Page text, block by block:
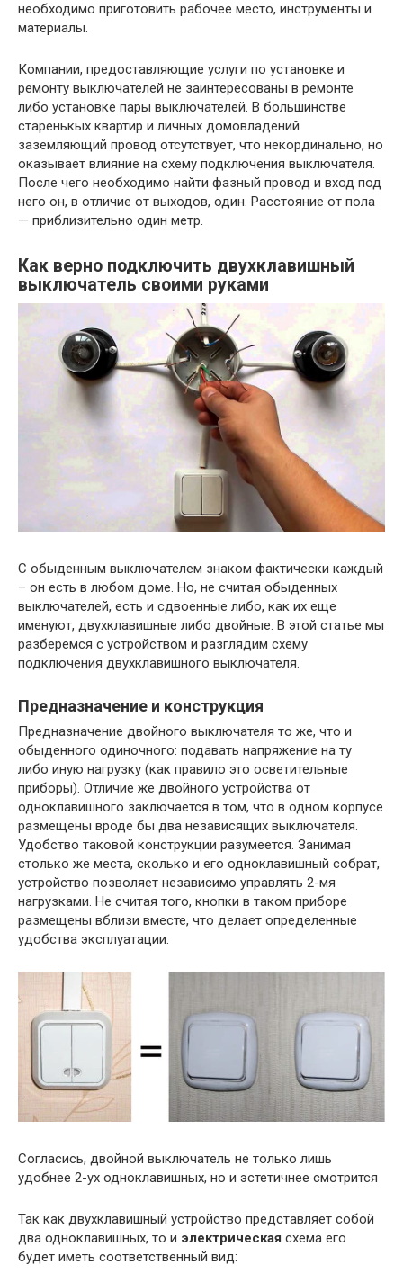
необходимо приготовить рабочее место, инструменты и
материалы.
Компании, предоставляющие услуги по установке и
ремонту выключателей не заинтересованы в ремонте
либо установке пары выключателей. В большинстве
старенькых квартир и личных домовладений
заземляющий провод отсутствует, что некординально, но
оказывает влияние на схему подключения выключателя.
После чего необходимо найти фазный провод и вход под
него он, в отличие от выходов, один. Расстояние от пола
— приблизительно один метр.
Как верно подключить двухклавишный
выключатель своими руками
С обыденным выключателем знаком фактически каждый
– он есть в любом доме. Но, не считая обыденных
выключателей, есть и сдвоенные либо, как их еще
именуют, двухклавишные либо двойные. В этой статье мы
разберемся с устройством и разглядим схему
подключения двухклавишного выключателя.
Предназначение и конструкция
Предназначение двойного выключателя то же, что и
обыденного одиночного: подавать напряжение на ту
либо иную нагрузку (как правило это осветительные
приборы). Отличие же двойного устройства от
одноклавишного заключается в том, что в одном корпусе
размещены вроде бы два независящих выключателя.
Удобство таковой конструкции разумеется. Занимая
столько же места, сколько и его одноклавишный собрат,
устройство позволяет независимо управлять 2-мя
нагрузками. Не считая того, кнопки в таком приборе
размещены вблизи вместе, что делает определенные
удобства эксплуатации.
Согласись, двойной выключатель не только лишь
удобнее 2-ух одноклавишных, но и эстетичнее смотрится
Так как двухклавишный устройство представляет собой
два одноклавишных, то и электрическая схема его
будет иметь соответственный вид: